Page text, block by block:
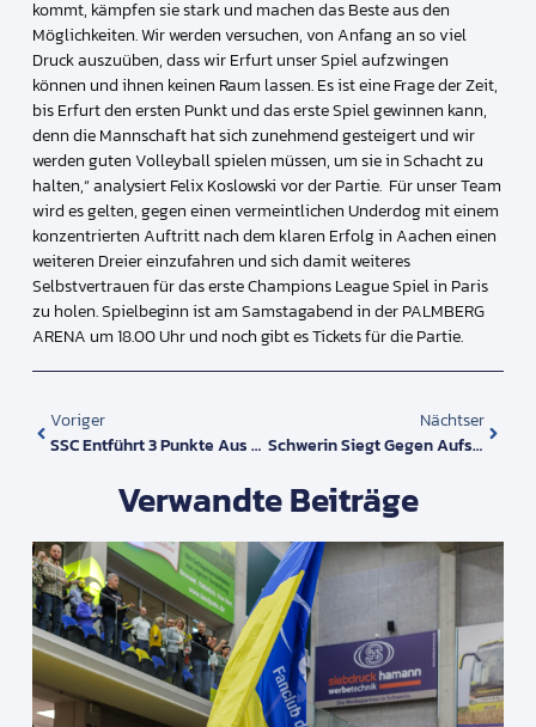
kommt, kämpfen sie stark und machen das Beste aus den
Möglichkeiten. Wir werden versuchen, von Anfang an so viel
Druck auszuüben, dass wir Erfurt unser Spiel aufzwingen
können und ihnen keinen Raum lassen. Es ist eine Frage der Zeit,
bis Erfurt den ersten Punkt und das erste Spiel gewinnen kann,
denn die Mannschaft hat sich zunehmend gesteigert und wir
werden guten Volleyball spielen müssen, um sie in Schacht zu
halten,“ analysiert Felix Koslowski vor der Partie. Für unser Team
wird es gelten, gegen einen vermeintlichen Underdog mit einem
konzentrierten Auftritt nach dem klaren Erfolg in Aachen einen
weiteren Dreier einzufahren und sich damit weiteres
Selbstvertrauen für das erste Champions League Spiel in Paris
zu holen. Spielbeginn ist am Samstagabend in der PALMBERG
ARENA um 18.00 Uhr und noch gibt es Tickets für die Partie.
Voriger
SSC Entführt 3 Punkte Aus Aachen
Nächtser
Schwerin Siegt Gegen Aufsteiger Erfurt Mit 3:0
Verwandte Beiträge